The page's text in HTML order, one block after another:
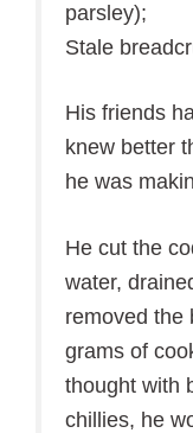
parsley);
Stale
His friends
knew better
he was
He cut the
water,
removed the
grams of
thought with
chillies, he